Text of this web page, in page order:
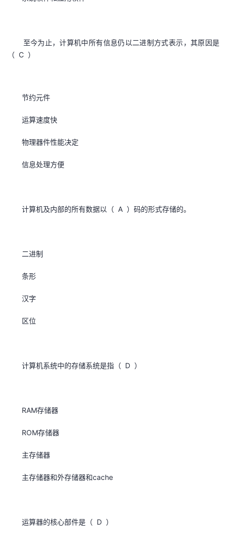
至今为止，计算机中所有信息仍以二进制方式表示，其原因是
（ C ）
节约元件
运算速度快
物理器件性能决定
信息处理方便
计算机及内部的所有数据以（ A ）码的形式存储的。
二进制
条形
汉字
区位
计算机系统中的存储系统是指（ D ）
RAM存储器
ROM存储器
主存储器
主存储器和外存储器和cache
运算器的核心部件是（ D ）